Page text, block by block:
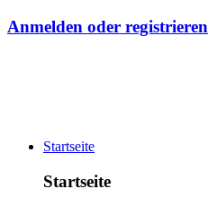
Anmelden oder registrieren
Startseite
Startseite